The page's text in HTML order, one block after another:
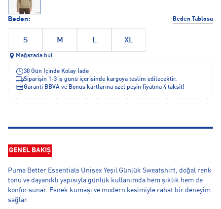
Beden: Beden Tablosu
S M L XL
Mağazada bul
30 Gün İçinde Kolay İade
Siparişin 1-3 iş günü içerisinde kargoya teslim edilecektir.
Garanti BBVA ve Bonus kartlarına özel peşin fiyatına 4 taksit!
GENEL BAKIŞ
Puma Better Essentials Unisex Yeşil Günlük Sweatshirt, doğal renk
tonu ve dayanıklı yapısıyla günlük kullanımda hem şıklık hem de
konfor sunar. Esnek kumaşı ve modern kesimiyle rahat bir deneyim
sağlar.